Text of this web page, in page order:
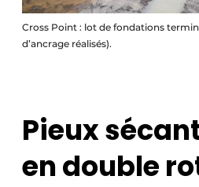
Cross Point : lot de fondations
d’ancrage réalisés).
Pieux
en double